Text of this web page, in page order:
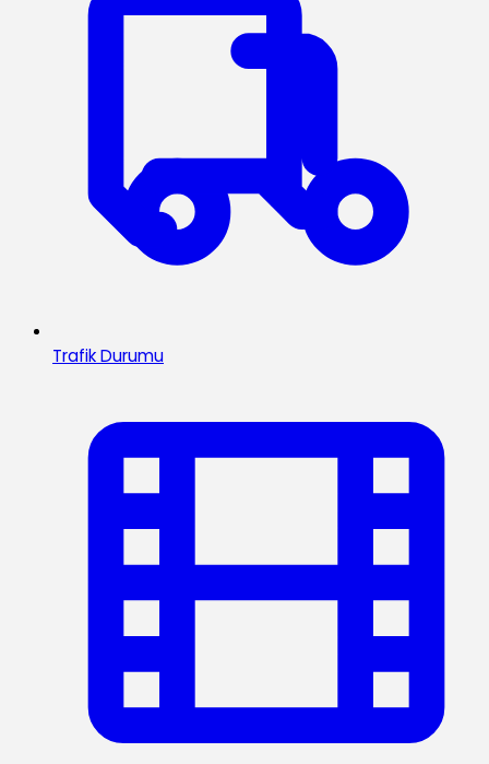
Trafik Durumu